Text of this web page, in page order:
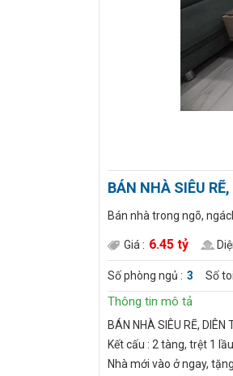
BÁN NHÀ SIÊU
Bán nhà trong ngõ,
Giá : 6.45 tỷ
Số phòng ngủ : 3 Số
Thông tin mô tả
BÁN NHÀ SIÊU RẼ,
Kết cấu : 2 tàng, trệt 1
Nhà mới vào ở ngay,